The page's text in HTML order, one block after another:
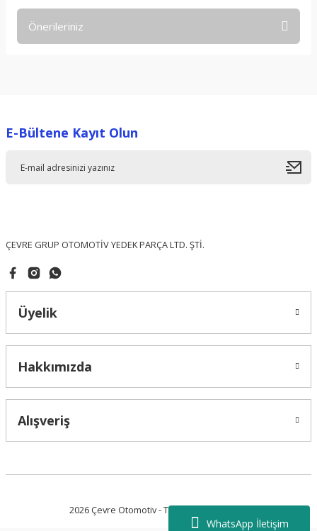
WhatsApp İletişim
Önerileriniz
Ürün resmi kalitesiz, bozuk veya görüntülenemiyor.
E-Bültene Kayıt Olun
ÇEVRE GRUP OTOMOTİV YEDEK PARÇA LTD. ŞTİ.
Üyelik
Hakkımızda
Alışveriş
2026 Çevre Otomotiv - Tüm Hakları Saklıdır.